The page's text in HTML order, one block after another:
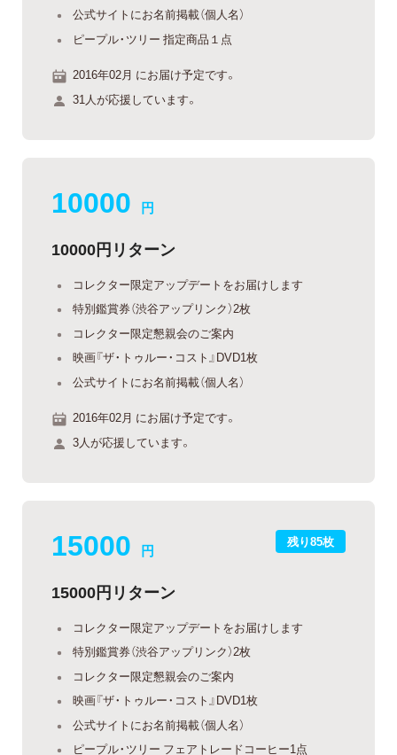
公式サイトにお名前掲載（個人名）
ピープル・ツリー 指定商品１点
2016年02月 にお届け予定です。
31人が応援しています。
10000 円
10000円リターン
コレクター限定アップデートをお届けします
特別鑑賞券（渋谷アップリンク）2枚
コレクター限定懇親会のご案内
映画『ザ・トゥルー・コスト』DVD1枚
公式サイトにお名前掲載（個人名）
2016年02月 にお届け予定です。
3人が応援しています。
残り85枚
15000 円
15000円リターン
コレクター限定アップデートをお届けします
特別鑑賞券（渋谷アップリンク）2枚
コレクター限定懇親会のご案内
映画『ザ・トゥルー・コスト』DVD1枚
公式サイトにお名前掲載（個人名）
ピープル・ツリー フェアトレードコーヒー1点